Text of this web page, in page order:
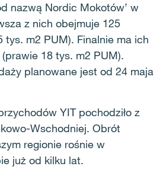
nazwą Nordic Mokotów’ w
z nich obejmuje 125
tys. m2 PUM). Finalnie ma ich
18 tys. m2 PUM).
planowane jest od 24 maja
YIT pochodziło z
Wschodniej. Obrót
regionie rośnie w
już od kilku lat.